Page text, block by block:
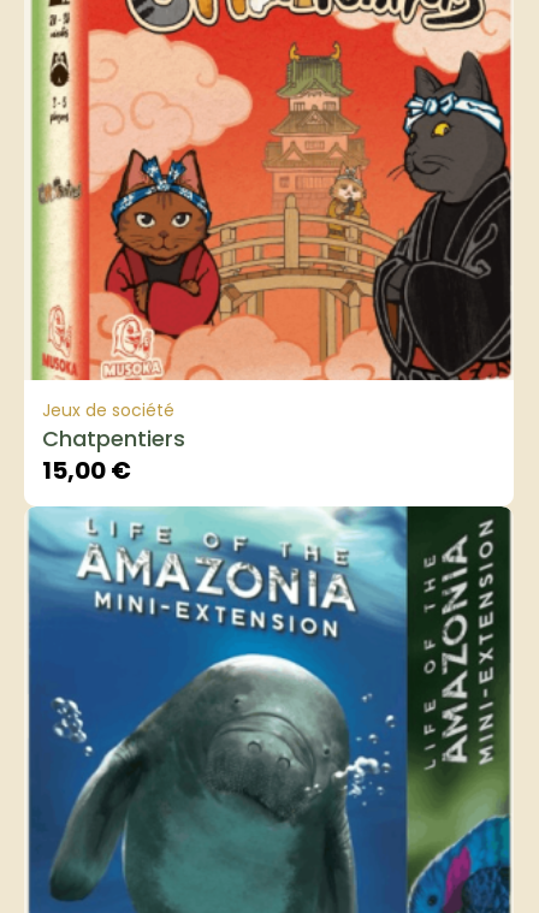
Jeux de société
Chatpentiers
15,00€